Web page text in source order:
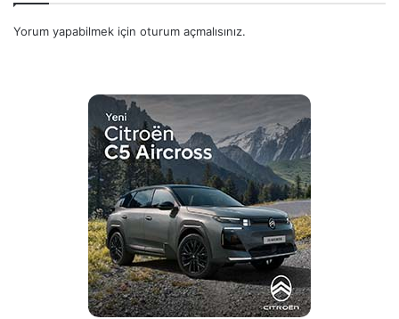
Yorum yapabilmek için oturum açmalısınız.